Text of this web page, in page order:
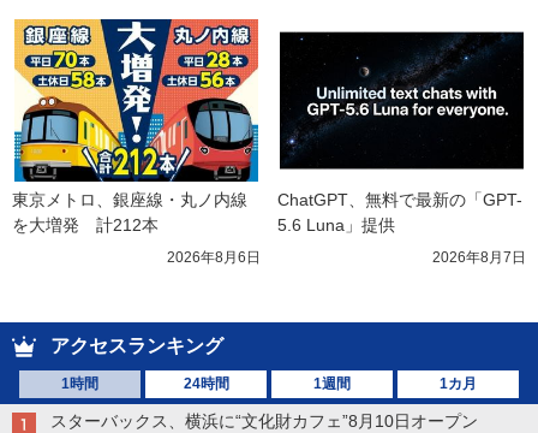
東京メトロ、銀座線・丸ノ内線
を大増発　計212本
2026年8月6日
ChatGPT、無料で最新の「GPT-
5.6 Luna」提供
2026年8月7日
アクセスランキング
1時間 24時間 1週間 1カ月
スターバックス、横浜に“文化財カフェ”8月10日オープン